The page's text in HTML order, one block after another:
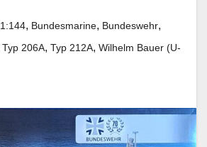
1:144, Bundesmarine, Bundeswehr,
Typ 206A, Typ 212A, Wilhelm Bauer (U-